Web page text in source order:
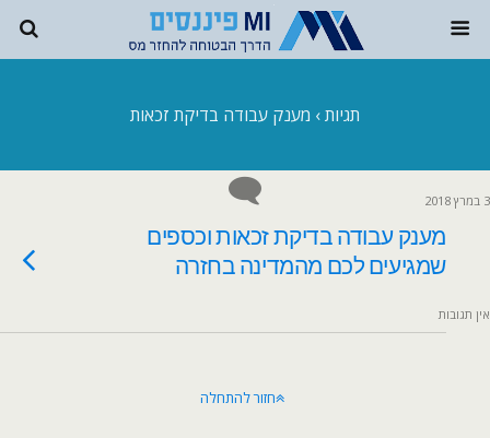
תגיות › מענק עבודה בדיקת זכאות
3 במרץ 2018
מענק עבודה בדיקת זכאות וכספים
שמגיעים לכם מהמדינה בחזרה
אין תגובות
חזור להתחלה